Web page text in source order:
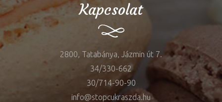
Kapcsolat
2800, Tatabánya, Jázmin út 7.
34/330-662
30/714-90-90
info@stopcukraszda.hu